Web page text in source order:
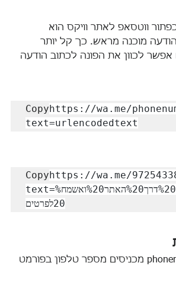
ווטסאפ לאתר וויקס הוא
מוכנה מראש. כך קל יותר
לכוון את הפונה לכתוב הודעה
Copyhttps://wa.me/
Copyhttps://wa.me/
text=שלום%20הגעתי%20דרך%20האתר%20ואשמח%
במקום phonenumber מכניסים מספר טלפון בפורמט